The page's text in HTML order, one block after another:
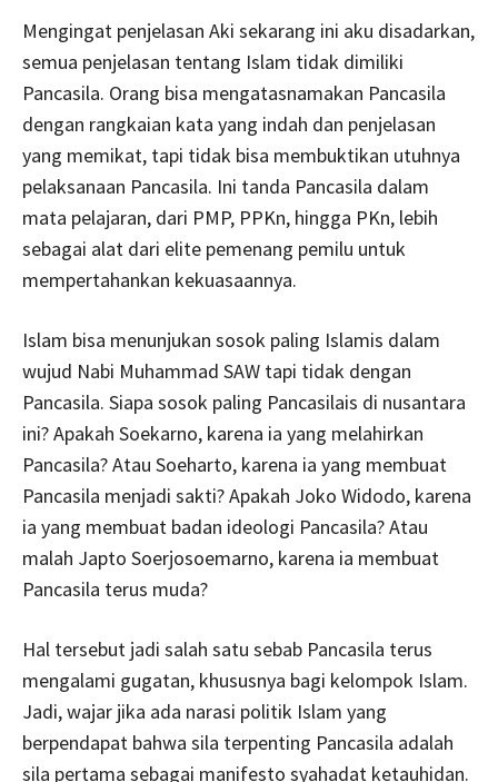
Mengingat penjelasan Aki sekarang ini aku disadarkan,
semua penjelasan tentang Islam tidak dimiliki
Pancasila. Orang bisa mengatasnamakan Pancasila
dengan rangkaian kata yang indah dan penjelasan
yang memikat, tapi tidak bisa membuktikan utuhnya
pelaksanaan Pancasila. Ini tanda Pancasila dalam
mata pelajaran, dari PMP, PPKn, hingga PKn, lebih
sebagai alat dari elite pemenang pemilu untuk
mempertahankan kekuasaannya.
Islam bisa menunjukan sosok paling Islamis dalam
wujud Nabi Muhammad SAW tapi tidak dengan
Pancasila. Siapa sosok paling Pancasilais di nusantara
ini? Apakah Soekarno, karena ia yang melahirkan
Pancasila? Atau Soeharto, karena ia yang membuat
Pancasila menjadi sakti? Apakah Joko Widodo, karena
ia yang membuat badan ideologi Pancasila? Atau
malah Japto Soerjosoemarno, karena ia membuat
Pancasila terus muda?
Hal tersebut jadi salah satu sebab Pancasila terus
mengalami gugatan, khususnya bagi kelompok Islam.
Jadi, wajar jika ada narasi politik Islam yang
berpendapat bahwa sila terpenting Pancasila adalah
sila pertama sebagai manifesto syahadat ketauhidan.